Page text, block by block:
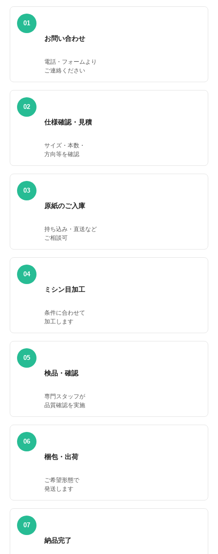
01
お問い合わせ
電話・フォームより
ご連絡ください
02
仕様確認・見積
サイズ・本数・
方向等を確認
03
原紙のご入庫
持ち込み・直送など
ご相談可
04
ミシン目加工
条件に合わせて
加工します
05
検品・確認
専門スタッフが
品質確認を実施
06
梱包・出荷
ご希望形態で
発送します
07
納品完了